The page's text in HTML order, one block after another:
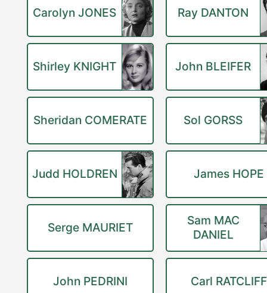
Carolyn JONES Ray DANTON
Shirley KNIGHT John BLEIFER
Sheridan COMERATE Sol GORSS
Judd HOLDREN James HOPE
Serge MAURIET
Sam MAC
DANIEL
John PEDRINI Carl RATCLIFF